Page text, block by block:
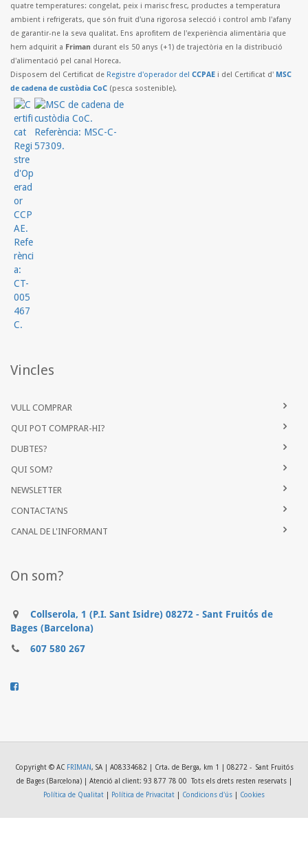
quatre temperatures: congelat, peix i marisc fresc, productes a temperatura
ambient i refrigerats, que són fruit d'una rigorosa selecció i control amb l'afany
de garantir-ne la seva qualitat. Ens aprofitem de l'experiència alimentària que
hem adquirit a Friman durant els 50 anys (+1) de trajectòria en la distribució
d'alimentació pel canal Horeca.
Disposem del Certificat de Registre d'operador del CCPAE i del Certificat d' MSC
de cadena de custòdia CoC (pesca sostenible).
Vincles
VULL COMPRAR
QUI POT COMPRAR-HI?
DUBTES?
QUI SOM?
NEWSLETTER
CONTACTA'NS
CANAL DE L'INFORMANT
On som?
Collserola, 1 (P.I. Sant Isidre) 08272 - Sant Fruitós de
Bages (Barcelona)
607 580 267
Copyright © AC FRIMAN, SA | A08334682 | Crta. de Berga, km 1 | 08272 - Sant Fruitós
de Bages (Barcelona) | Atenció al client: 93 877 78 00
Tots els drets resten reservats |
Política de Qualitat
Política de Privacitat Condicions d'ús Cookies